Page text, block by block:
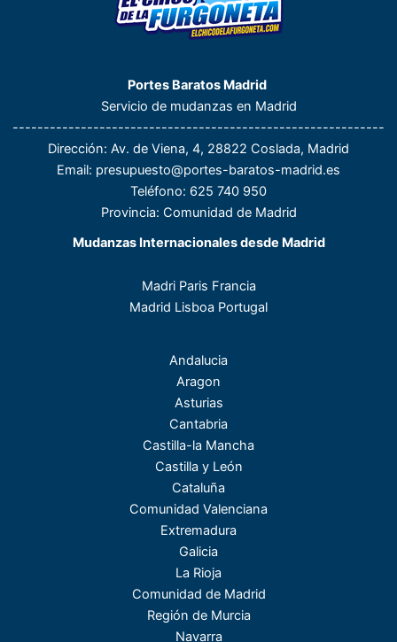
Portes Baratos Madrid
Servicio de mudanzas en Madrid
------------------------------------------------------------
Dirección: Av. de Viena, 4, 28822 Coslada, Madrid
Email: presupuesto@portes-baratos-madrid.es
Teléfono: 625 740 950
Provincia: Comunidad de Madrid
Mudanzas Internacionales desde Madrid
Madri Paris Francia
Madrid Lisboa Portugal
Andalucia
Aragon
Asturias
Cantabria
Castilla-la Mancha
Castilla y León
Cataluña
Comunidad Valenciana
Extremadura
Galicia
La Rioja
Comunidad de Madrid
Región de Murcia
Navarra